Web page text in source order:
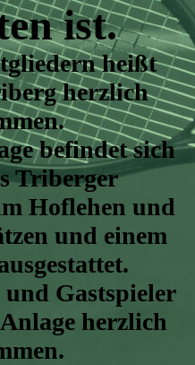
ist.
heißt
herzlich
befindet sich
Triberger
Hoflehen und
und einem
Gastspieler
herzlich